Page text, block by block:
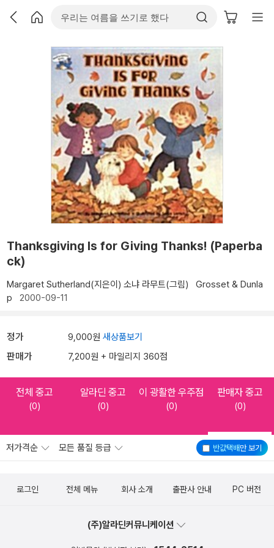
Thanksgiving Is for Giving Thanks! (Paperba
ck)
Margaret Sutherland(지은이) 소냐 라무트(그림)
Grosset & Dunla
p 2000-09-11
정가 9,000원 새상품보기
판매가 7,200원 + 마일리지 360점
전체 중고
(0)
알라딘 중고
(0)
이 광활한 우주점
(0)
판매자 중고
(0)
반값택배만 보기
저가격순 모든 품질 등급
로그인 전체 메뉴 회사 소개 출판사 안내 PC 버전
(주)알라딘커뮤니케이션